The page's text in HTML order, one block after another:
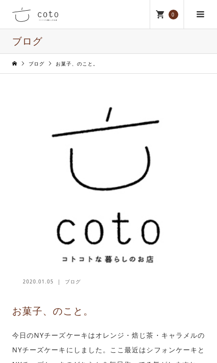
0
ブログ
ブログ お菓子、のこと。
2020.01.05 ブログ
お菓子、のこと。
今日のNYチーズケーキはオレンジ・焙じ茶・キャラメルの
NYチーズケーキにしました。ここ最近はシフォンケーキと